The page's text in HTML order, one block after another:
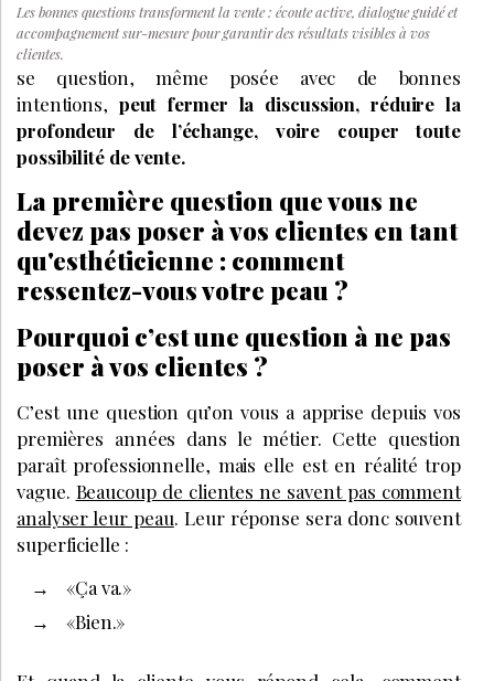
Les bonnes questions transforment la vente : écoute active, dialogue guidé et
accompagnement sur-mesure pour garantir des résultats visibles à vos
clientes.
se question, même posée avec de bonnes
intentions, peut fermer la discussion, réduire la
profondeur de l’échange, voire couper toute
possibilité de vente.
La première question que vous ne
devez pas poser à vos clientes en tant
qu'esthéticienne : comment
ressentez-vous votre peau ?
Pourquoi c’est une question à ne pas
poser à vos clientes ?
C’est une question qu’on vous a apprise depuis vos
premières années dans le métier. Cette question
paraît professionnelle, mais elle est en réalité trop
vague. Beaucoup de clientes ne savent pas comment
analyser leur peau. Leur réponse sera donc souvent
superficielle :
«Ça va.»
«Bien.»